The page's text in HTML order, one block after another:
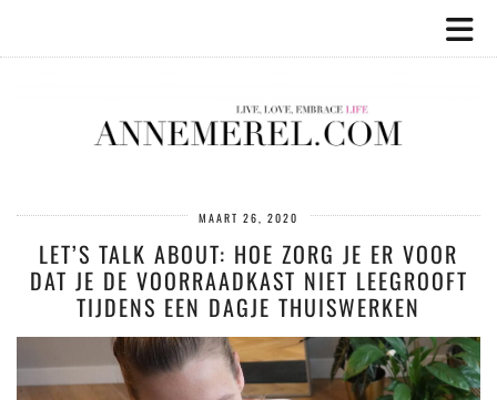
MAART 26, 2020
LET’S TALK ABOUT: HOE ZORG JE ER VOOR
DAT JE DE VOORRAADKAST NIET LEEGROOFT
TIJDENS EEN DAGJE THUISWERKEN